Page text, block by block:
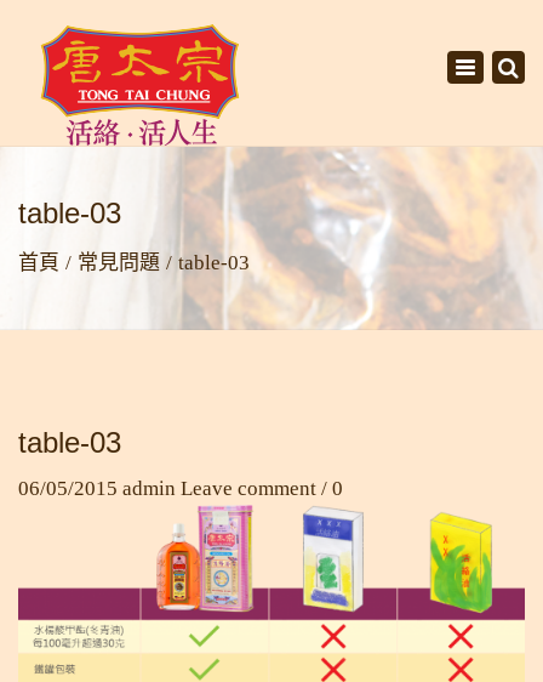
Toggle
table-03
首頁 常見問題 table-03
table-03
06/05/2015 admin Leave comment / 0